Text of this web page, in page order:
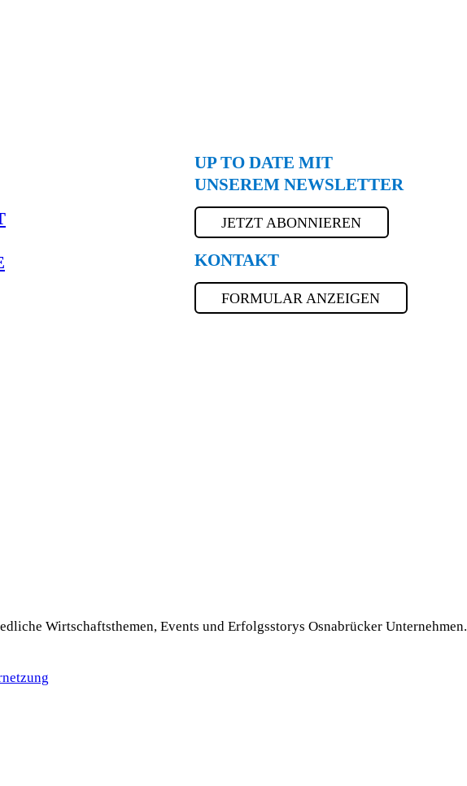
UP TO DATE MIT
UNSEREM NEWSLETTER
JETZT ABONNIEREN
KONTAKT
FORMULAR ANZEIGEN
Wirtschaftsthemen, Events und Erfolgsstorys Osnabrücker Unternehmen.